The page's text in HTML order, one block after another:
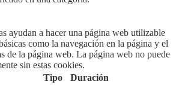
ayudan a hacer una página web utilizable
como la navegación en la página y el
de la página web. La página web no puede
sin estas cookies.
Tipo Duración